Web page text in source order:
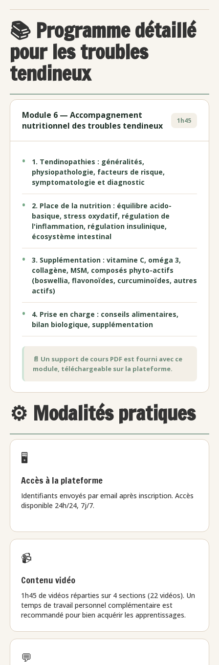
📚 Programme détaillé
pour les troubles
tendineux
Module 6 — Accompagnement
nutritionnel des troubles tendineux
1h45
1. Tendinopathies : généralités,
physiopathologie, facteurs de risque,
symptomatologie et diagnostic
2. Place de la nutrition : équilibre acido-
basique, stress oxydatif, régulation de
l'inflammation, régulation insulinique,
écosystème intestinal
3. Supplémentation : vitamine C, oméga 3,
collagène, MSM, composés phyto-actifs
(boswellia, flavonoïdes, curcuminoïdes, autres
actifs)
4. Prise en charge : conseils alimentaires,
bilan biologique, supplémentation
📄 Un support de cours PDF est fourni avec ce
module, téléchargeable sur la plateforme.
⚙️ Modalités pratiques
🖥️
Accès à la plateforme
Identifiants envoyés par email après inscription. Accès
disponible 24h/24, 7j/7.
📹
Contenu vidéo
1h45 de vidéos réparties sur 4 sections (22 vidéos). Un
temps de travail personnel complémentaire est
recommandé pour bien acquérir les apprentissages.
💬